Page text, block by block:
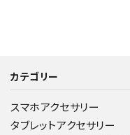
カテゴリー
スマホアクセサリー
タブレットアクセサリー